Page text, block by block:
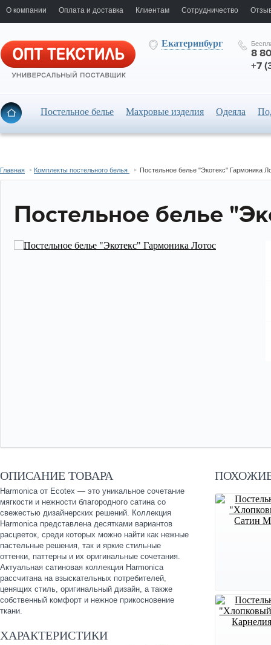
О компании Оплата и доставка Клиентам Сотрудничество
Екатеринбург
8
+7
Постельное белье Махровые изделия Одеяла
Главная Комплекты постельного белья Постельное белье "Экотекс" Гармоника
Постельное белье
ОПИСАНИЕ ТОВАРА
Harmonica от Ecotex — это уникальное сочетание
мягкости и нежности благородного сатина со
свежестью дизайнерских решений. Коллекция
Harmonica представлена десятками вариантов
расцветок, среди которых можно найти как нежные
пастельные решения, так и яркие стильные
оттенки, паттерны и их оригинальные сочетания.
Актуальная сатиновая коллекция Harmonica
рассчитана на взыскательных потребителей,
ценящих стиль, оригинальный дизайн, а также
собственный комфорт и нежное прикосновение
ткани.
ХАРАКТЕРИСТИКИ